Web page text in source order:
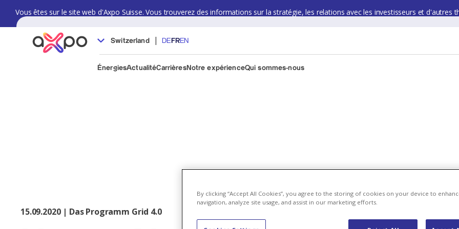
Vous êtes sur le site web d'Axpo Suisse. Vous trouverez des informations sur la stratégie, les relations avec les investisseurs et d'autres
Switzerland | DE FREN
ÉnergiesActualitéCarrièresNotre expérienceQui sommes-nous
15.09.2020 | Das Programm Grid 4.0
By clicking “Accept All Cookies”, you agree to the storing of cookies on your device to
navigation, analyze site usage, and assist in our marketing efforts.